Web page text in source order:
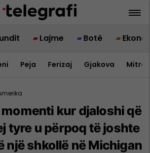
Lajme Botë
Peja Ferizaj Gjakova
kur djaloshi që
tyre u përpoq të joshte
një shkollë në Michigan